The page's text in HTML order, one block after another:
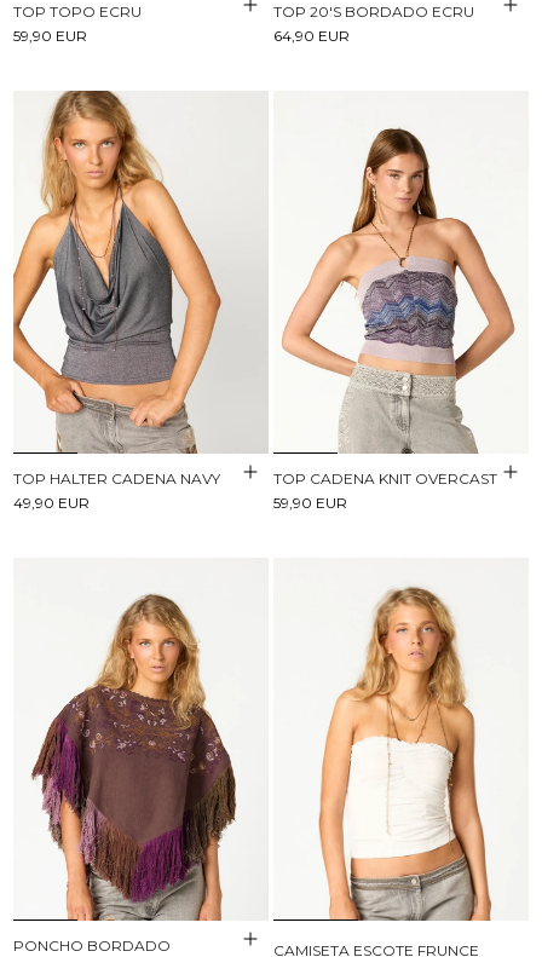
TOP TOPO ECRU
59,90 EUR
TOP 20'S BORDADO ECRU
64,90 EUR
TOP HALTER CADENA NAVY
49,90 EUR
TOP CADENA KNIT OVERCAST
59,90 EUR
PONCHO BORDADO
CAMISETA ESCOTE FRUNCE